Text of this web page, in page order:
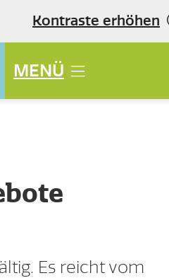
Kontraste erhöhen
MENÜ
Es reicht vom